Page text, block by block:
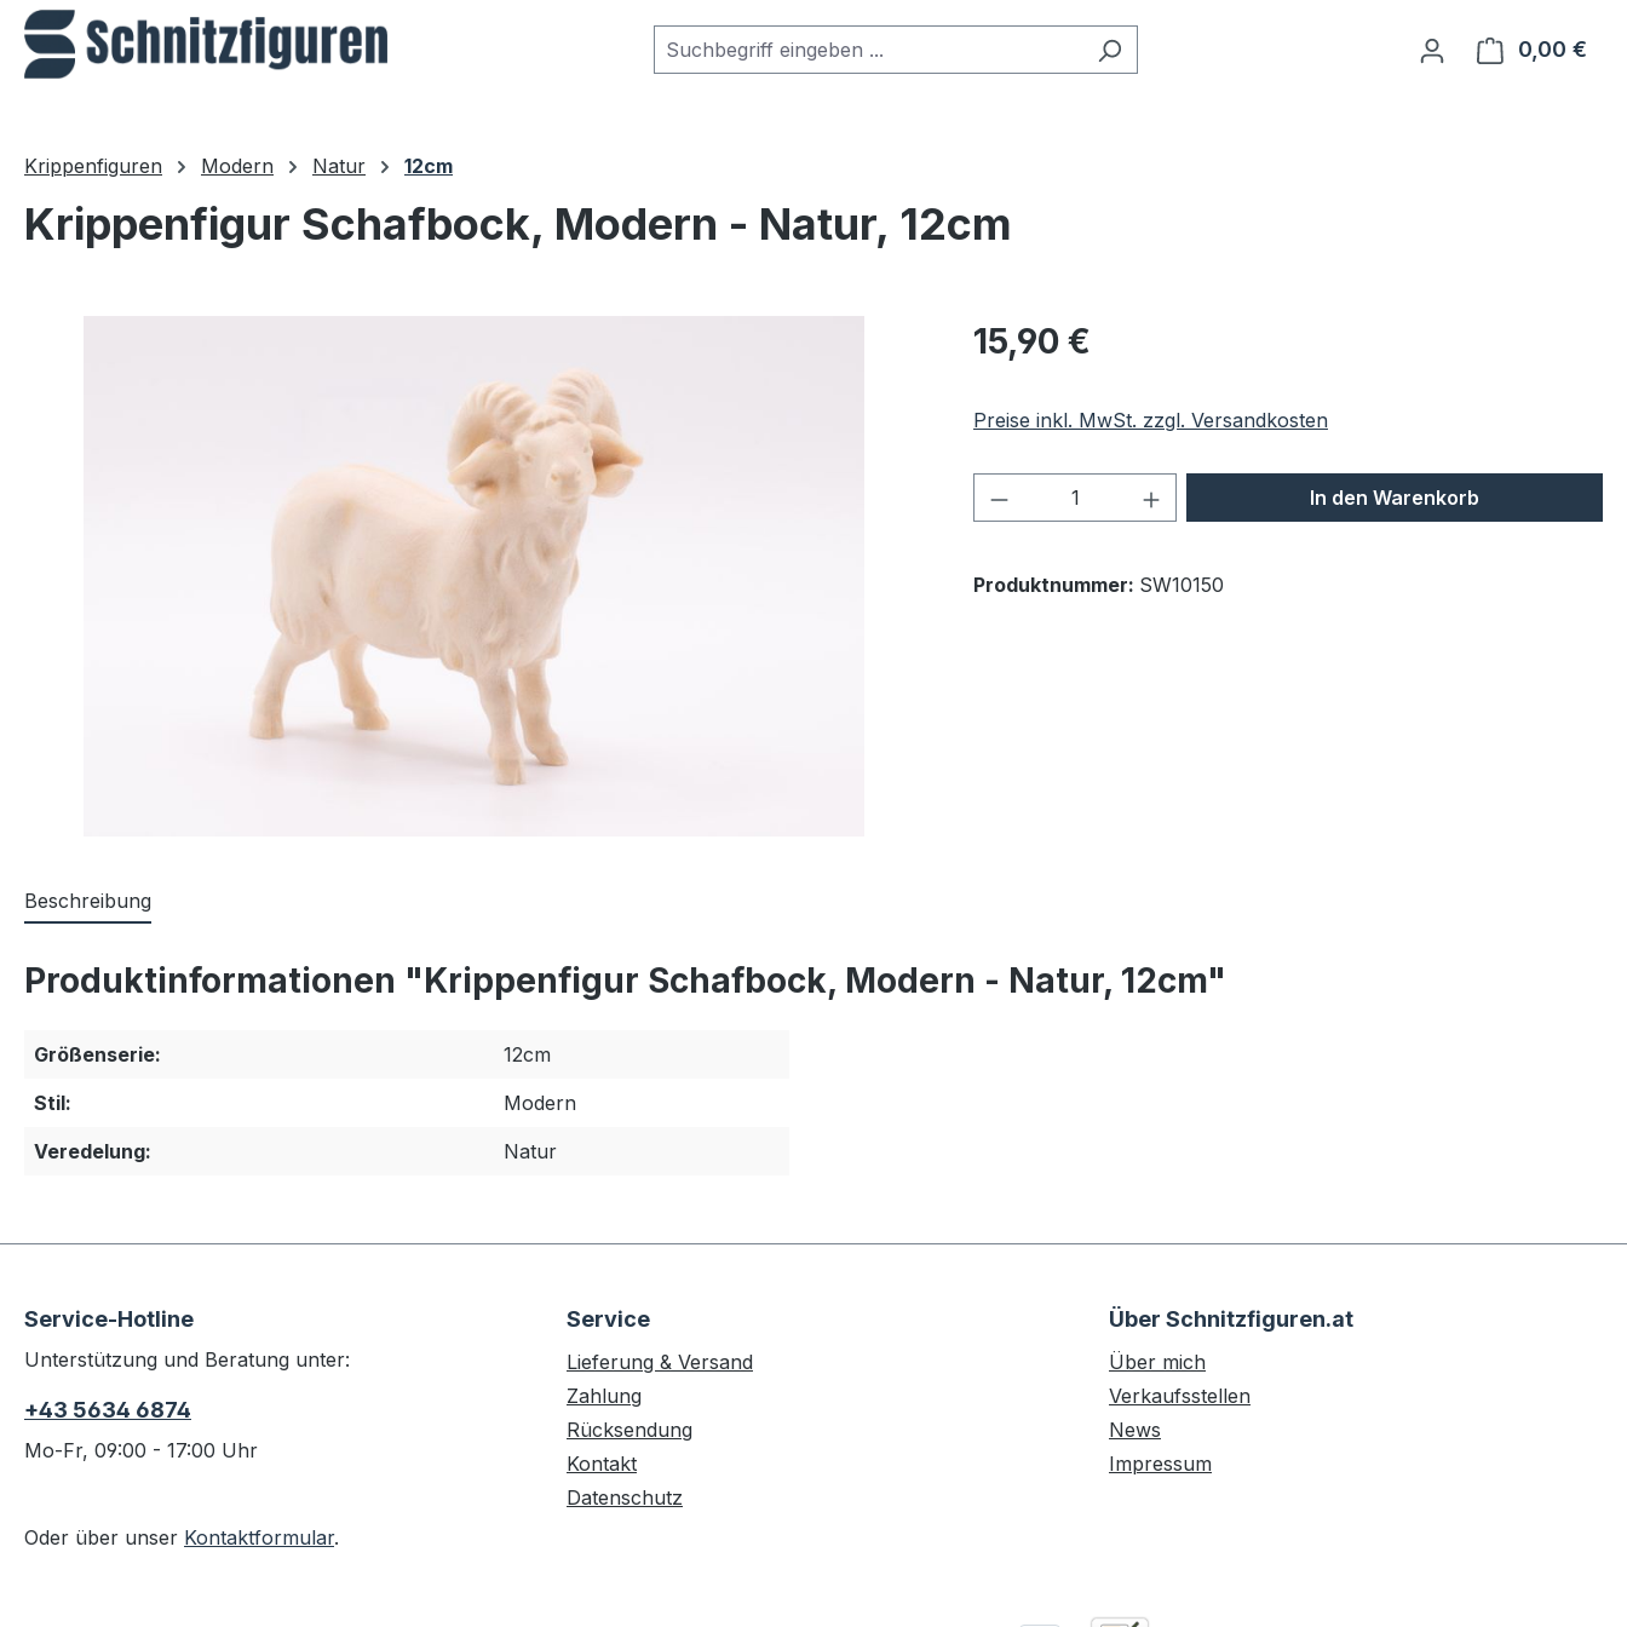
Hauptinhalt springen
Zur Suche springen
Zur Hauptnavigation springen
0,00 €
Krippenfiguren Modern Natur 12cm
Krippenfigur Schafbock, Modern - Natur, 12cm
Regulärer Preis:
15,90 €
Preise inkl. MwSt. zzgl. Versandkosten
Produkt Anzahl: Gib den gewünschten Wert
In den Warenkorb
Produktnummer: SW10150
Beschreibung
Produktinformationen "Krippenfigur Schafbock, Modern - Natur, 12cm"
Größenserie:
12cm
Stil:
Modern
Veredelung:
Natur
Service-Hotline
Unterstützung und Beratung unter:
+43 5634 6874
Mo-Fr, 09:00 - 17:00 Uhr
Oder über unser Kontaktformular.
Service
Lieferung & Versand
Zahlung
Rücksendung
Kontakt
Datenschutz
Über Schnitzfiguren.at
Über mich
Verkaufsstellen
News
Impressum